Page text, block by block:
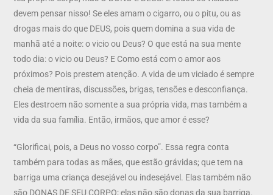
devem pensar nisso! Se eles amam o cigarro, ou o pitu, ou as
drogas mais do que DEUS, pois quem domina a sua vida de
manhã até a noite: o vicio ou Deus? O que está na sua mente
todo dia: o vicio ou Deus? E Como está com o amor aos
próximos? Pois prestem atenção. A vida de um viciado é sempre
cheia de mentiras, discussões, brigas, tensões e desconfiança.
Eles destroem não somente a sua própria vida, mas também a
vida da sua família. Então, irmãos, que amor é esse?
“Glorificai, pois, a Deus no vosso corpo”. Essa regra conta
também para todas as mães, que estão grávidas; que tem na
barriga uma criança desejável ou indesejável. Elas também não
são DONAS DE SEU CORPO; elas não são donas da sua barriga.